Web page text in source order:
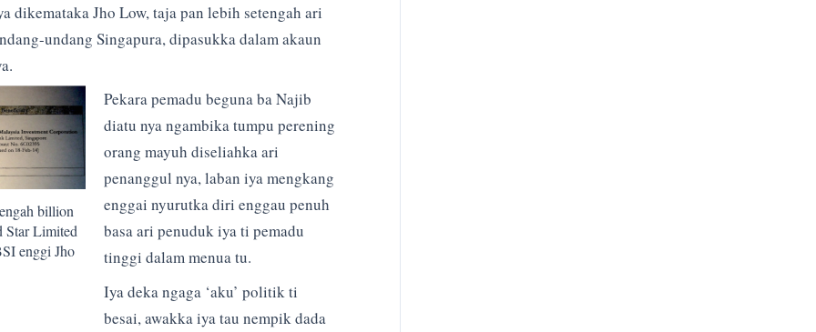
dikemataka Jho Low, taja pan lebih setengah ari
undang Singapura, dipasukka dalam akaun
billion
Star Limited
enggi Jho
Pekara pemadu beguna ba Najib
diatu nya ngambika tumpu perening
orang mayuh diseliahka ari
penanggul nya, laban iya mengkang
enggai nyurutka diri enggau penuh
basa ari penuduk iya ti pemadu
tinggi dalam menua tu.
Iya deka ngaga ‘aku’ politik ti
besai, awakka iya tau nempik dada